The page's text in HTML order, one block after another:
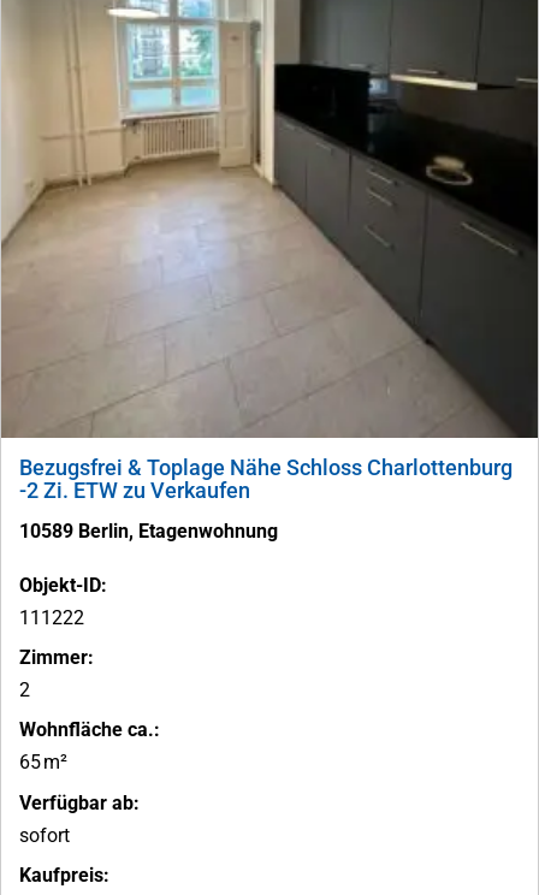
Bezugsfrei & Toplage Nähe Schloss Charlottenburg
-2 Zi. ETW zu Verkaufen
10589 Berlin, Etagenwohnung
Objekt-ID:
111222
Zimmer:
2
Wohnfläche ca.:
65 m²
Verfügbar ab:
sofort
Kaufpreis: